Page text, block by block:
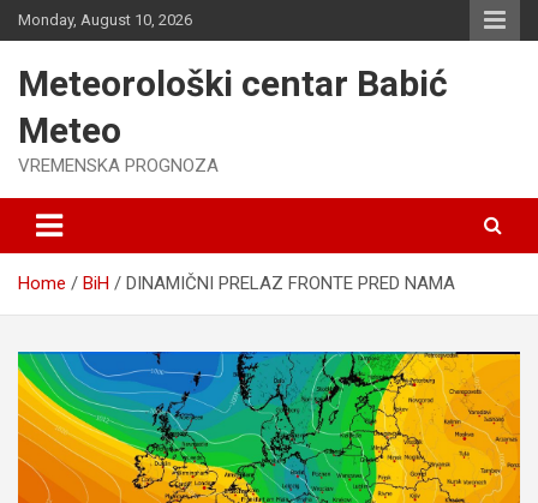
Skip
to
Monday, August 10, 2026
Meteorološki centar Babić
Meteo
VREMENSKA PROGNOZA
Home BiH DINAMIČNI PRELAZ FRONTE PRED NAMA